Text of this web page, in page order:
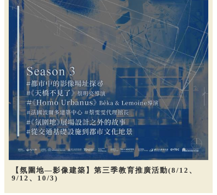
【氛圍地—影像建築】第三季教育推廣活動(8/12、
9/12、10/3)